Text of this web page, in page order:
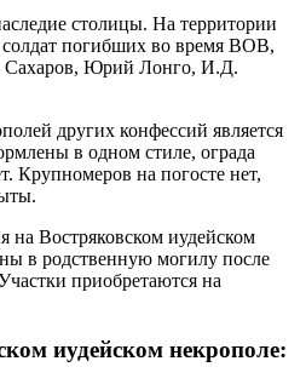
столицы. На территории
солдат погибших во время ВОВ,
Сахаров, Юрий Лонго, И.Д.
других конфессий является
в одном стиле, ограда
Крупномеров на погосте нет,
на Востряковском иудейском
в родственную могилу после
приобретаются на
иудейском некрополе: